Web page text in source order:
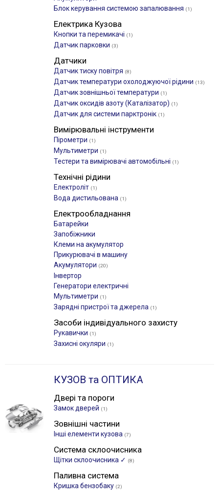
Блок керування системою запалювання (1)
Електрика Кузова
Кнопки та перемикачі (1)
Датчик парковки (3)
Датчики
Датчик тиску повітря (8)
Датчик температури охолоджуючої рідини (13)
Датчик зовнішньої температури (1)
Датчик оксидів азоту (Каталізатор) (1)
Датчик для системи парктронік (1)
Вимірювальні інструменти
Пірометри (1)
Мультиметри (1)
Тестери та вимірювачі автомобільні (1)
Технічні рідини
Електроліт (1)
Вода дистильована (1)
Електрообладнання
Батарейки
Запобіжники
Клеми на акумулятор
Прикурювачі в машину
Акумулятори (20)
Інвертор
Генератори електричні
Мультиметри (1)
Зарядні пристрої та джерела (1)
Засоби індивідуального захисту
Рукавички (1)
Захисні окуляри (1)
КУЗОВ та ОПТИКА
Двері та пороги
Замок дверей (1)
Зовнішні частини
Інші елементи кузова (7)
Система склоочисника
Щітки склоочиcника ✓ (8)
Паливна система
Кришка бензобаку (2)